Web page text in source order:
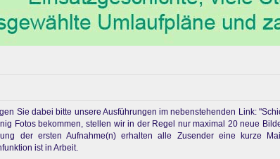
Sie dabei bitte unsere Ausführungen im nebenstehenden Link:
Fotos bekommen, stellen wir in der Regel nur maximal 20 neue
der ersten Aufnahme(n) erhalten alle Zusender eine kurze
ist in Arbeit.